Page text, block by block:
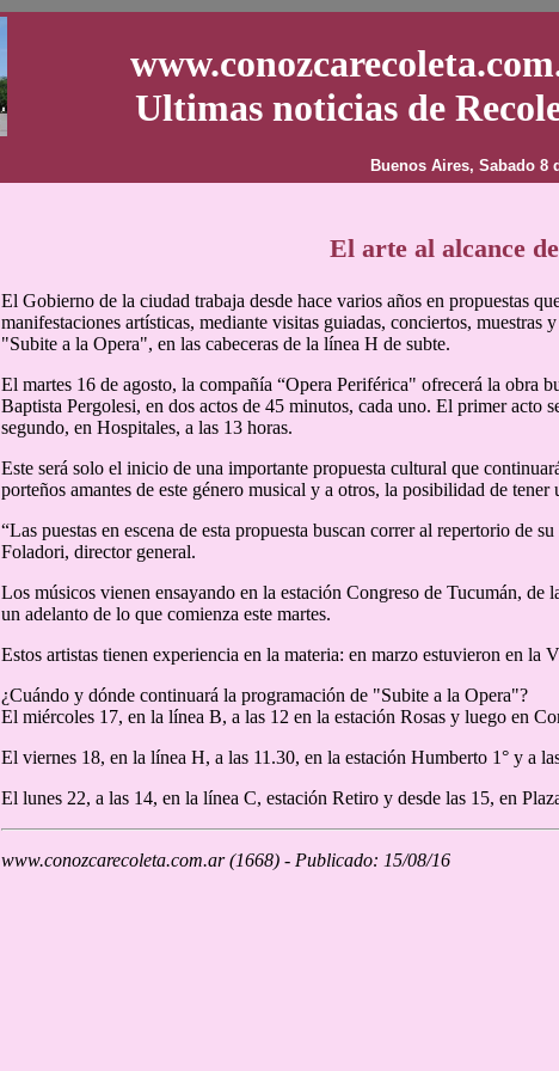
Ultimas noticias de
Buenos Aires, Sabado 8
El arte al alcance
El Gobierno de la ciudad trabaja desde hace varios años en propuestas
manifestaciones artísticas, mediante visitas guiadas, conciertos, muestras
"Subite a la Opera", en las cabeceras de la línea H de subte.
El martes 16 de agosto, la compañía “Opera Periférica" ofrecerá la obra
Baptista Pergolesi, en dos actos de 45 minutos, cada uno. El primer acto
segundo, en Hospitales, a las 13 horas.
Este será solo el inicio de una importante propuesta cultural que
porteños amantes de este género musical y a otros, la posibilidad de
“Las puestas en escena de esta propuesta buscan correr al repertorio de
Foladori, director general.
Los músicos vienen ensayando en la estación Congreso de Tucumán,
un adelanto de lo que comienza este martes.
Estos artistas tienen experiencia en la materia: en marzo estuvieron en
¿Cuándo y dónde continuará la programación de "Subite a la Opera"?
El miércoles 17, en la línea B, a las 12 en la estación Rosas y luego en
El viernes 18, en la línea H, a las 11.30, en la estación Humberto 1° y a
El lunes 22, a las 14, en la línea C, estación Retiro y desde las 15, en
www.conozcarecoleta.com.ar (1668) - Publicado: 15/08/16